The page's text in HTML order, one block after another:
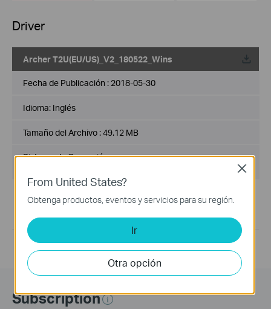
Driver
Archer T2U(EU/US)_V2_180522_Wins
Fecha de Publicación : 2018-05-30
Idioma: Inglés
Tamaño del Archivo :49.12 MB
Sistema de Operación :
Driver for
WinXP/Win7/Win8/Win8.1/Win10/Win11 32bit/64bit
For Archer T2U(EU/US) V2
Subscription
From United States?
Obtenga productos, eventos y servicios para su región.
Ir
Otra opción
Close